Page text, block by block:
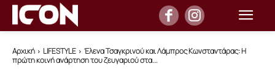
Αρχική LIFESTYLE
Έλενα Τσαγκρινού και Λάμπρος Κωνσταντάρας: Η
πρώτη κοινή ανάρτηση του ζευγαριού στα...